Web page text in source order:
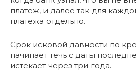
платеж, и далее так для
платежа отдельно.
Срок исковой давности по
начинает течь с даты
истекает через три года.